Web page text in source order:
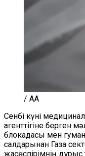
/ AA
Сенбі күні
агенттігіне берген
блокадасы мен
салдарынан Газа
жасөспірімнің